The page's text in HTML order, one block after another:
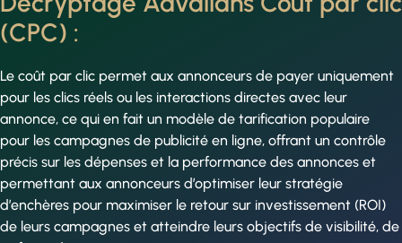
(CPC) :
Le coût par clic permet aux annonceurs de payer uniquement
pour les clics réels ou les interactions directes avec leur
annonce, ce qui en fait un modèle de tarification populaire
pour les campagnes de publicité en ligne, offrant un contrôle
précis sur les dépenses et la performance des annonces et
permettant aux annonceurs d’optimiser leur stratégie
d’enchères pour maximiser le retour sur investissement (ROI)
de leurs campagnes et atteindre leurs objectifs de visibilité, de